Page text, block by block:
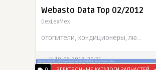
Webasto Data Top 02/2012
DexLexMex
отопители, кондиционеры, люки, другие продукты, монтажные инструкции, каталоги и цены, диагностика
19-08-2013, 20:21